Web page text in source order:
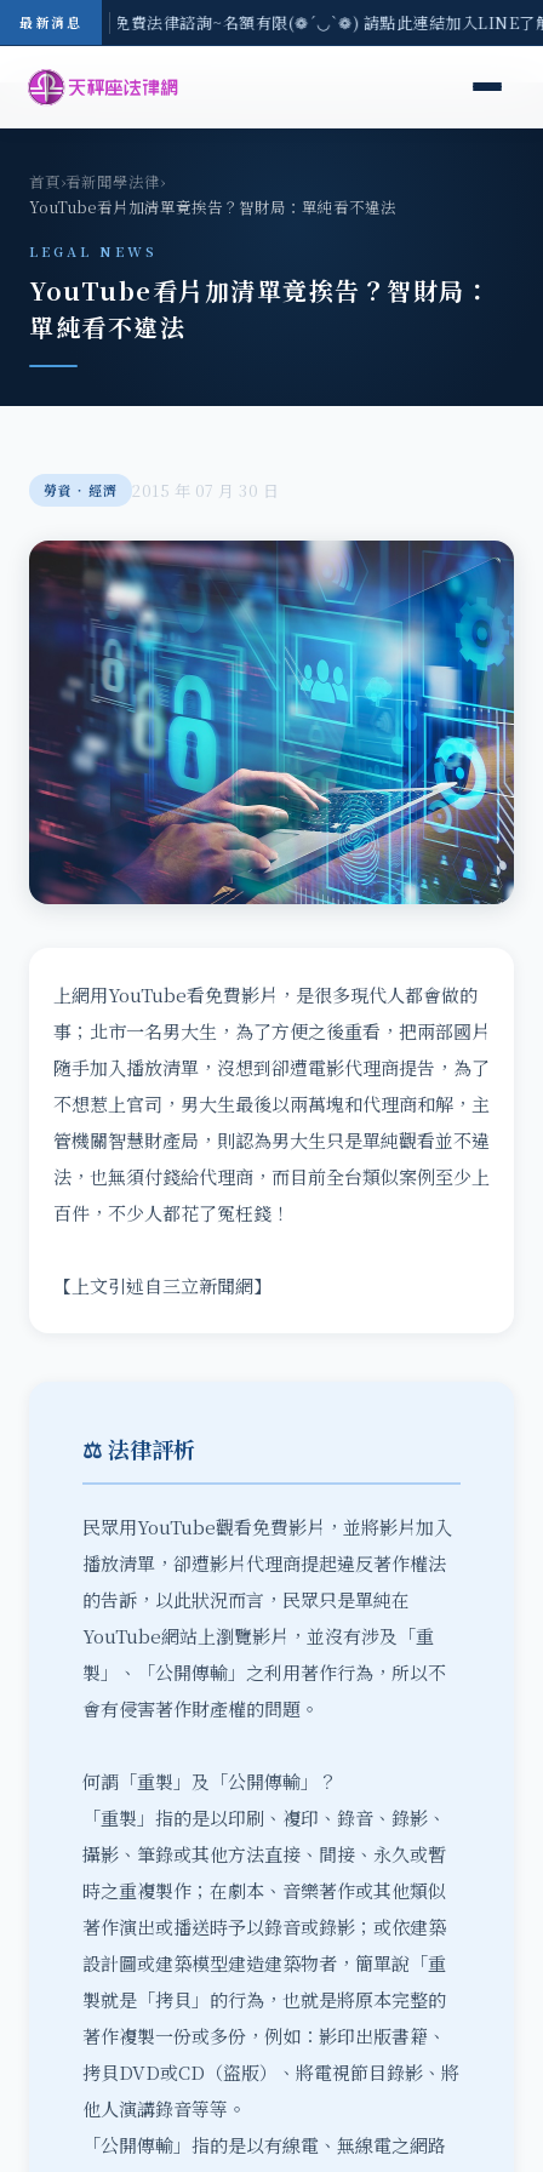
最新消息
-8/3(一) 現場免費法律諮詢~名額有限(❁´◡`❁) 請點此連結加入LINE
首頁›看新聞學法律›
YouTube看片加清單竟挨告？智財局：單純看不違法
LEGAL NEWS
YouTube看片加清單竟挨告？智財局：
單純看不違法
勞資‧經濟 2015 年 07 月 30 日
上網用YouTube看免費影片，是很多現代人都會做的
事；北市一名男大生，為了方便之後重看，把兩部國片
隨手加入播放清單，沒想到卻遭電影代理商提告，為了
不想惹上官司，男大生最後以兩萬塊和代理商和解，主
管機關智慧財產局，則認為男大生只是單純觀看並不違
法，也無須付錢給代理商，而目前全台類似案例至少上
百件，不少人都花了冤枉錢！
【上文引述自三立新聞網】
⚖️ 法律評析
民眾用YouTube觀看免費影片，並將影片加入
播放清單，卻遭影片代理商提起違反著作權法
的告訴，以此狀況而言，民眾只是單純在
YouTube網站上瀏覽影片，並沒有涉及「重
製」、「公開傳輸」之利用著作行為，所以不
會有侵害著作財產權的問題。
何謂「重製」及「公開傳輸」？
「重製」指的是以印刷、複印、錄音、錄影、
攝影、筆錄或其他方法直接、間接、永久或暫
時之重複製作；在劇本、音樂著作或其他類似
著作演出或播送時予以錄音或錄影；或依建築
設計圖或建築模型建造建築物者，簡單說「重
製就是「拷貝」的行為，也就是將原本完整的
著作複製一份或多份，例如：影印出版書籍、
拷貝DVD或CD（盜版）、將電視節目錄影、將
他人演講錄音等等。
「公開傳輸」指的是以有線電、無線電之網路